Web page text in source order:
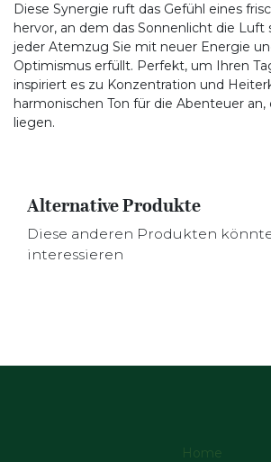
Diese Synergie ruft das Gefühl eines
hervor, an dem das Sonnenlicht die
jeder Atemzug Sie mit neuer Energie
Optimismus erfüllt. Perfekt, um Ihren
inspiriert es zu Konzentration und
harmonischen Ton für die Abenteuer an,
liegen.
Alternative Produkte
Diese anderen Produkten
interessieren
Home